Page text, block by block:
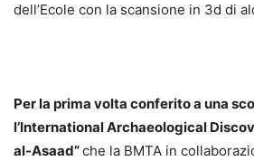
dell’Ecole con la scansione in 3d di
Per la prima volta conferito a una
l’International Archaeological
al-Asaad”che la BMTA in